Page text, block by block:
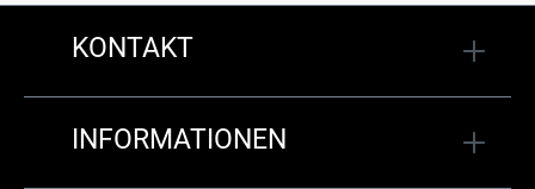
KONTAKT
INFORMATIONEN